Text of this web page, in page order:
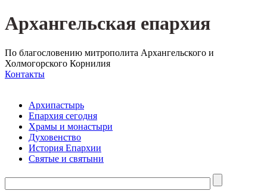
Архангельская епархия
По благословению митрополита Архангельского и
Холмогорского Корнилия
Контакты
Архипастырь
Епархия сегодня
Храмы и монастыри
Духовенство
История Епархии
Святые и святыни